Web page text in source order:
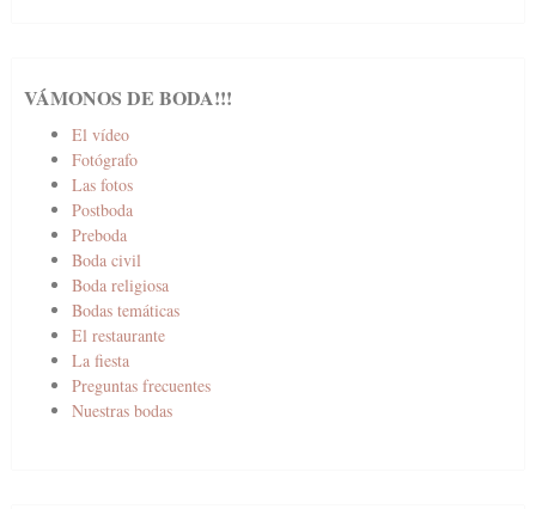
VÁMONOS DE BODA!!!
El vídeo
Fotógrafo
Las fotos
Postboda
Preboda
Boda civil
Boda religiosa
Bodas temáticas
El restaurante
La fiesta
Preguntas frecuentes
Nuestras bodas